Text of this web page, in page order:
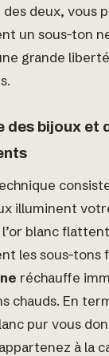
deux, vous
un sous-ton
grande
des bijoux et
illuminent
blanc flattent
les sous-tons
réchauffe
chauds. En
pur vous
à la